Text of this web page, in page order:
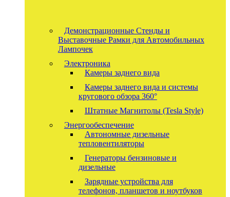
Демонстрационные Стенды и
Выставочные Рамки для Автомобильных
Лампочек
Электроника
Камеры заднего вида
Камеры заднего вида и системы
кругового обзора 360°
Штатные Магнитолы (Tesla Style)
Энергообеспечение
Автономные дизельные
тепловентиляторы
Генераторы бензиновые и
дизельные
Зарядные устройства для
телефонов, планшетов и ноутбуков